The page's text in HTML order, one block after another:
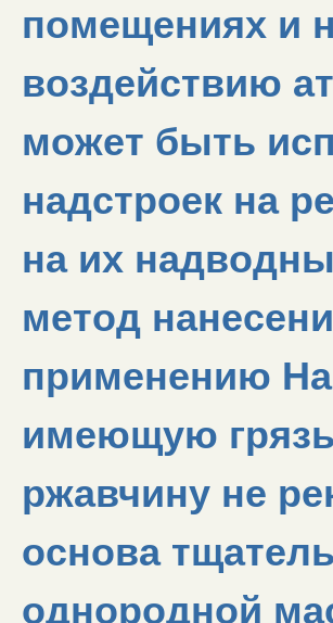
помещениях и
воздействию
может быть
надстроек на
на их
метод
применению
имеющую
ржавчину не
основа
однородной